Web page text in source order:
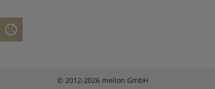
© 2012-2026 meilon GmbH